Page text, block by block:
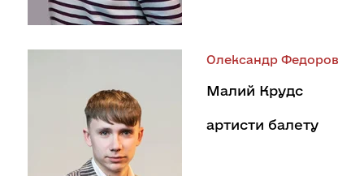
Олександр Федоров
Малий Крудс
артисти балету